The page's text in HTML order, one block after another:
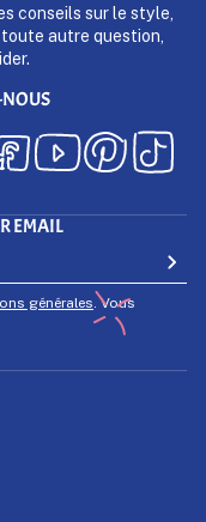
conseils sur le style,
autre question,
EMAIL
générales . Vous